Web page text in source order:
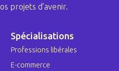
projets d’avenir.
Spécialisations
Professions libérales
E-commerce